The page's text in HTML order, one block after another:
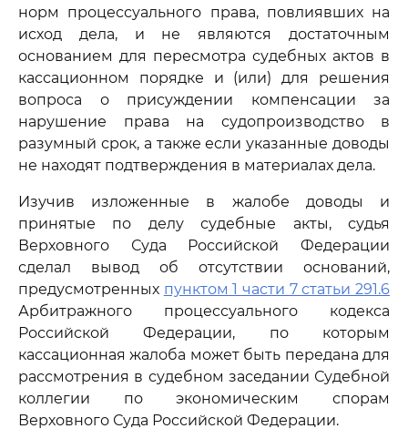
норм процессуального права, повлиявших на
исход дела, и не являются достаточным
основанием для пересмотра судебных актов в
кассационном порядке и (или) для решения
вопроса о присуждении компенсации за
нарушение права на судопроизводство в
разумный срок, а также если указанные доводы
не находят подтверждения в материалах дела.
Изучив изложенные в жалобе доводы и
принятые по делу судебные акты, судья
Верховного Суда Российской Федерации
сделал вывод об отсутствии оснований,
предусмотренных пунктом 1 части 7 статьи 291.6
Арбитражного процессуального кодекса
Российской Федерации, по которым
кассационная жалоба может быть передана для
рассмотрения в судебном заседании Судебной
коллегии по экономическим спорам
Верховного Суда Российской Федерации.